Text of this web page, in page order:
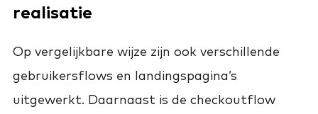
realisatie
Op vergelijkbare wijze zijn ook verschillende
gebruikersflows en landingspagina’s
uitgewerkt. Daarnaast is de checkoutflow